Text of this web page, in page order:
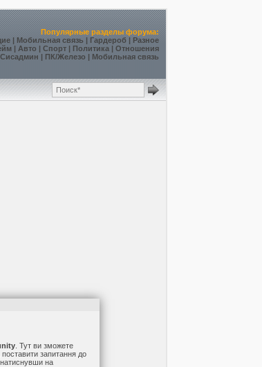
Популярные разделы форума:
|Мобильная связь | Гардероб |Разное
| Авто |Спорт | Политика |Отношения
Сисадмин | ПК/Железо | Мобильная связь
. Тут ви зможете
запитання до
натиснувши на